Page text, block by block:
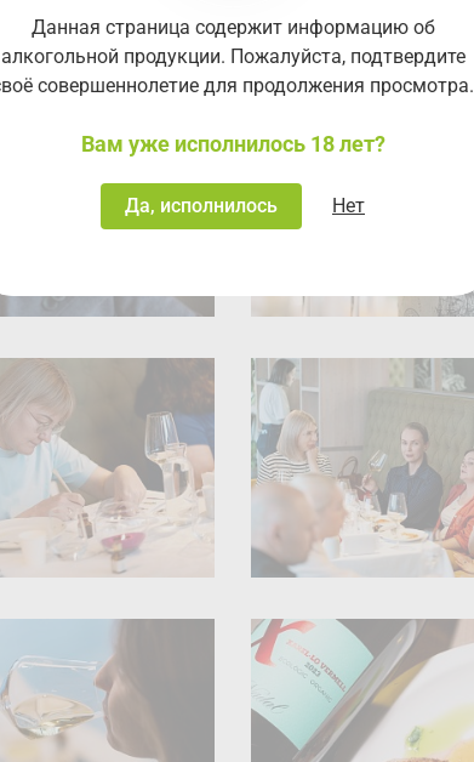
Данная страница содержит информацию об
алкогольной продукции. Пожалуйста, подтвердите
совершеннолетие для продолжения просмотра.
Вам уже исполнилось 18 лет?
Да, исполнилось Нет